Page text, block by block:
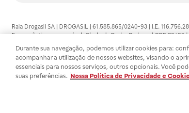
Raia Drogasil SA | DROGASIL | 61.585.865/0240-93 | I.E.
Farmacêutico responsável: Gisele da Penha Barbosa | CRF
automedicação e não substituem, em hipótese alguma, as
persistirem os sintomas, um médico deverá ser consultado. Os
SA trabalha com as tecnologias mais avançadas de proteção de
efetuados estão sujeitos à confirmação da disponibilidade de
Durante sua navegação, podemos utilizar cookies para:
acompanhar a utilização de nossos websites, visando o
essenciais para nossos serviços, outros opcionais. Você
suas preferências. Nossa Política de Privacidade e